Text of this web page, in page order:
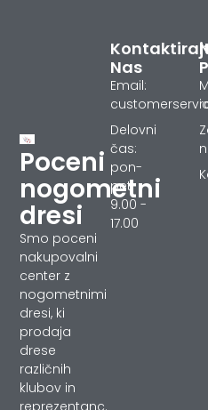
Poceni
nogometni
dresi
Smo poceni
nakupovalni
center z
nogometnimi
dresi, ki
prodaja
drese
različnih
klubov in
Nas
Email:
Delovni
čas:
pon-
pet
9.00 -
17.00